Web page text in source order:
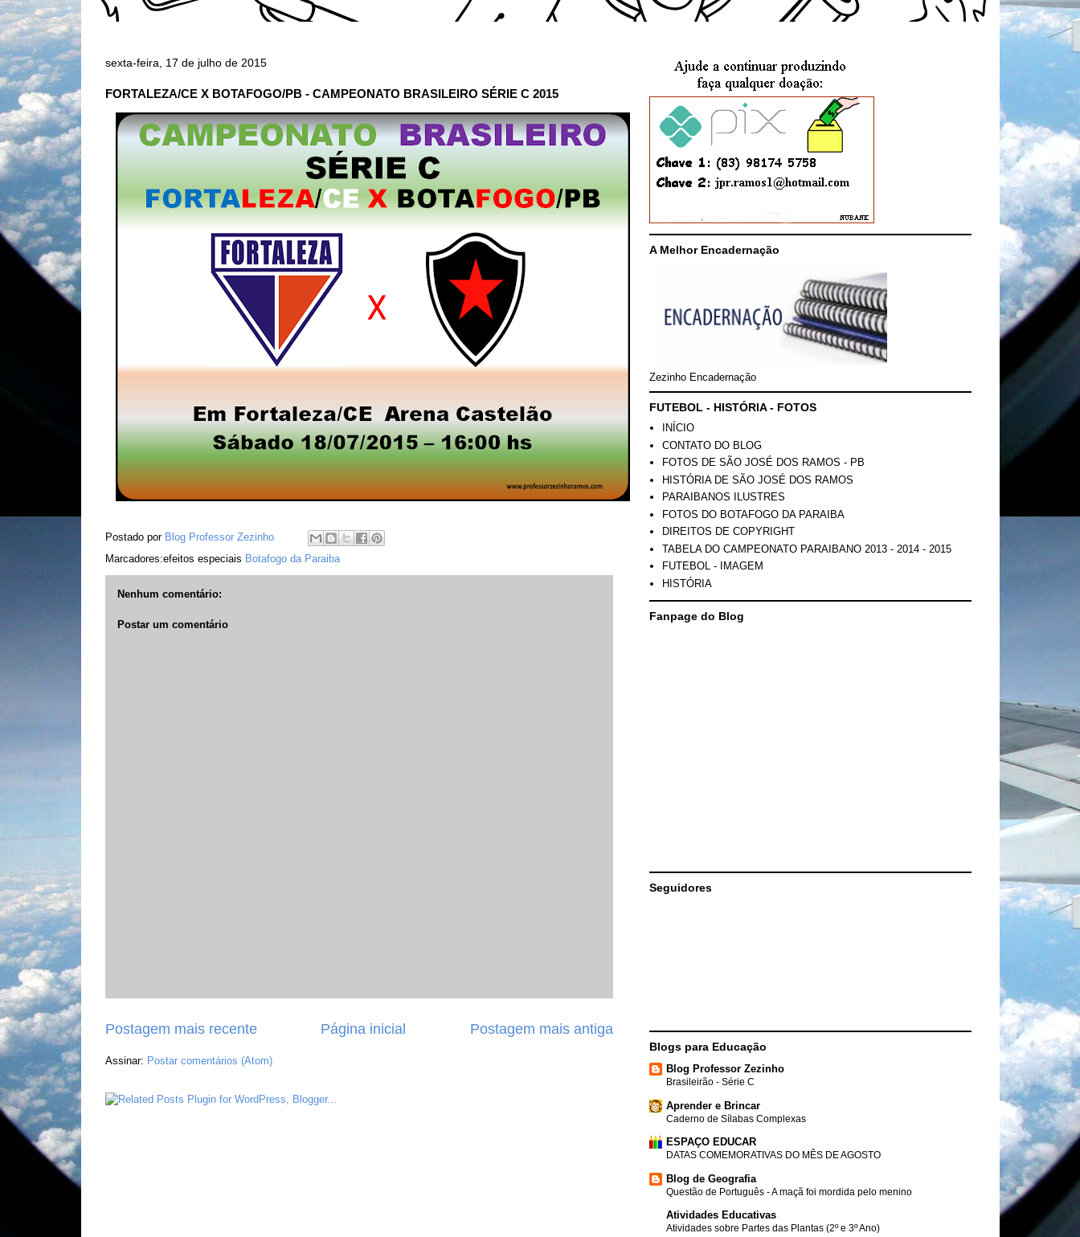
sexta-feira, 17 de julho de 2015
FORTALEZA/CE X BOTAFOGO/PB - CAMPEONATO BRASILEIRO SÉRIE C 2015
Postado por Blog Professor Zezinho
Marcadores:efeitos especiais Botafogo da Paraiba
Nenhum comentário:
Postar um comentário
Postagem mais recente Postagem mais antiga
Página inicial
Assinar: Postar comentários (Atom)
A Melhor Encadernação
Zezinho Encadernação
FUTEBOL - HISTÓRIA - FOTOS
INÍCIO
CONTATO DO BLOG
FOTOS DE SÃO JOSÉ DOS RAMOS - PB
HISTÓRIA DE SÃO JOSÉ DOS RAMOS
PARAIBANOS ILUSTRES
FOTOS DO BOTAFOGO DA PARAIBA
DIREITOS DE COPYRIGHT
TABELA DO CAMPEONATO PARAIBANO 2013 - 2014 - 2015
FUTEBOL - IMAGEM
HISTÓRIA
Fanpage do Blog
Seguidores
Blogs para Educação
Blog Professor Zezinho
Brasileirão - Série C
Aprender e Brincar
Caderno de Sílabas Complexas
ESPAÇO EDUCAR
DATAS COMEMORATIVAS DO MÊS DE AGOSTO
Blog de Geografia
Questão de Português - A maçã foi mordida pelo menino
Atividades Educativas
Atividades sobre Partes das Plantas (2º e 3º Ano)